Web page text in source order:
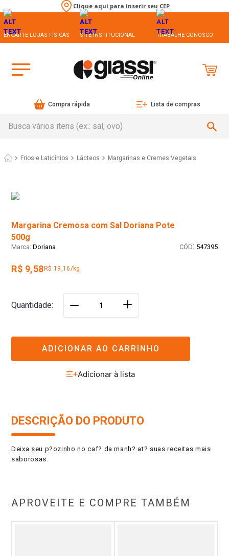
Clique aqui para inserir seu CEP
ENCARTE LOJAS FÍSICAS SITE INSTITUCIONAL TRABALHE CONOSCO
Compra rápida Lista de compras
Frios e Laticínios Lácteos Margarinas e Cremes Vegetais
Margarina Cremosa com Sal Doriana Pote
500g
Doriana : 547395
R$ 9,58 R$ 19,16/kg
Quantidade ＋
ADICIONAR AO CARRINHO
DESCRIÇÃO DO PRODUTO
Deixa seu p?ozinho no caf? da manh? at? suas receitas mais
saborosas.
APROVEITE E COMPRE TAMBÉM